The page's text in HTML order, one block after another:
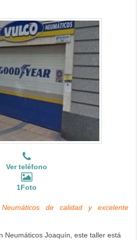
Ver teléfono
1Foto
de calidad y excelente
Neumáticos Joaquín, este taller está